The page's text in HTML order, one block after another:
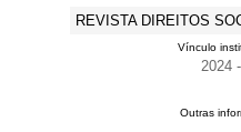
REVISTA DIREITOS
Vínculo
2024
Outras